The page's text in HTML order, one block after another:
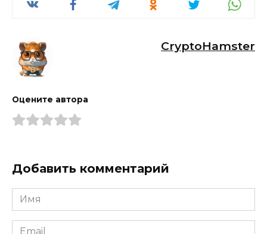
CryptoHamster
Оцените автора
Добавить комментарий
Имя
*
Email